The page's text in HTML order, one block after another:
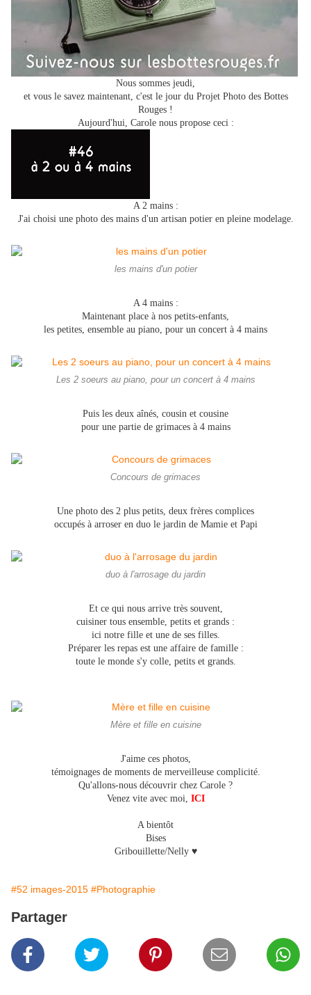
Nous sommes jeudi,
et vous le savez maintenant, c'est le jour du Projet Photo des Bottes
Rouges !
Aujourd'hui, Carole nous propose ceci :
A 2 mains :
J'ai choisi une photo des mains d'un artisan potier en pleine modelage.
les mains d'un potier
A 4 mains :
Maintenant place à nos petits-enfants,
les petites, ensemble au piano, pour un concert à 4 mains
Les 2 soeurs au piano, pour un concert à 4 mains
Puis les deux aînés, cousin et cousine
pour une partie de grimaces à 4 mains
Concours de grimaces
Une photo des 2 plus petits, deux frères complices
occupés à arroser en duo le jardin de Mamie et Papi
duo à l'arrosage du jardin
Et ce qui nous arrive très souvent,
cuisiner tous ensemble, petits et grands :
ici notre fille et une de ses filles.
Préparer les repas est une affaire de famille :
toute le monde s'y colle, petits et grands.
Mère et fille en cuisine
J'aime ces photos,
témoignages de moments de merveilleuse complicité.
Qu'allons-nous découvrir chez Carole ?
Venez vite avec moi, ICI
A bientôt
Bises
Gribouillette/Nelly ♥
#52 images-2015 #Photographie
Partager